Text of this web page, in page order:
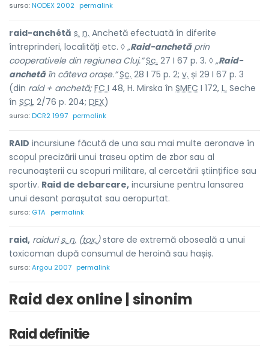
sursa:NODEX 2002 permalink
raid-anchétă s. n. Anchetă efectuată în diferite
întreprinderi, localități etc. ◊ „Raid-anchetăprin
cooperativele din regiunea Cluj.” Sc. 27 I 67 p. 3. ◊ „Raid-
anchetăîn câteva orașe.” Sc. 28 I 75 p. 2; v. și 29 I 67 p. 3
(din raid + anchetă; FC I 48, H. Mirska în SMFC I 172, L. Seche
în SCL 2/76 p. 204; DEX)
sursa:DCR2 1997 permalink
RAID incursiune făcută de una sau mai multe aeronave în
scopul precizării unui traseu optim de zbor sau al
recunoașterii cu scopuri militare, al cercetării științifice sau
sportiv. Raid de debarcare, incursiune pentru lansarea
unui desant parașutat sau aeropurtat.
sursa: GTA permalink
raid, raiduris. n. (tox.)stare de extremă oboseală a unui
toxicoman după consumul de heroină sau hașiș.
sursa:Argou 2007 permalink
Raid dex online | sinonim
Raid definitie